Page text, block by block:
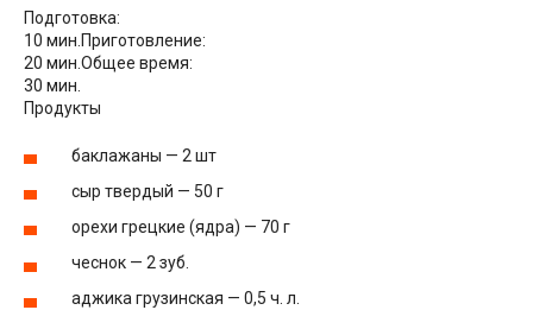
Подготовка:
10 мин. Приготовление:
20 мин. Общее время:
30 мин.
Продукты
баклажаны — 2 шт
сыр твердый — 50 г
орехи грецкие (ядра) — 70 г
чеснок — 2 зуб.
аджика грузинская — 0,5 ч. л.